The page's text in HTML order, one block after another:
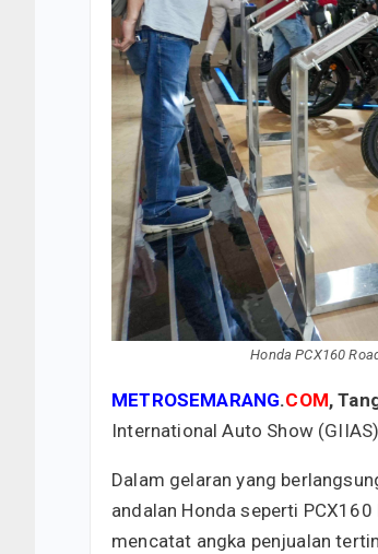
Honda PCX160
METROSEMARANG.COM,
International Auto Show
Dalam gelaran yang
andalan Honda seperti
mencatat angka penjualan